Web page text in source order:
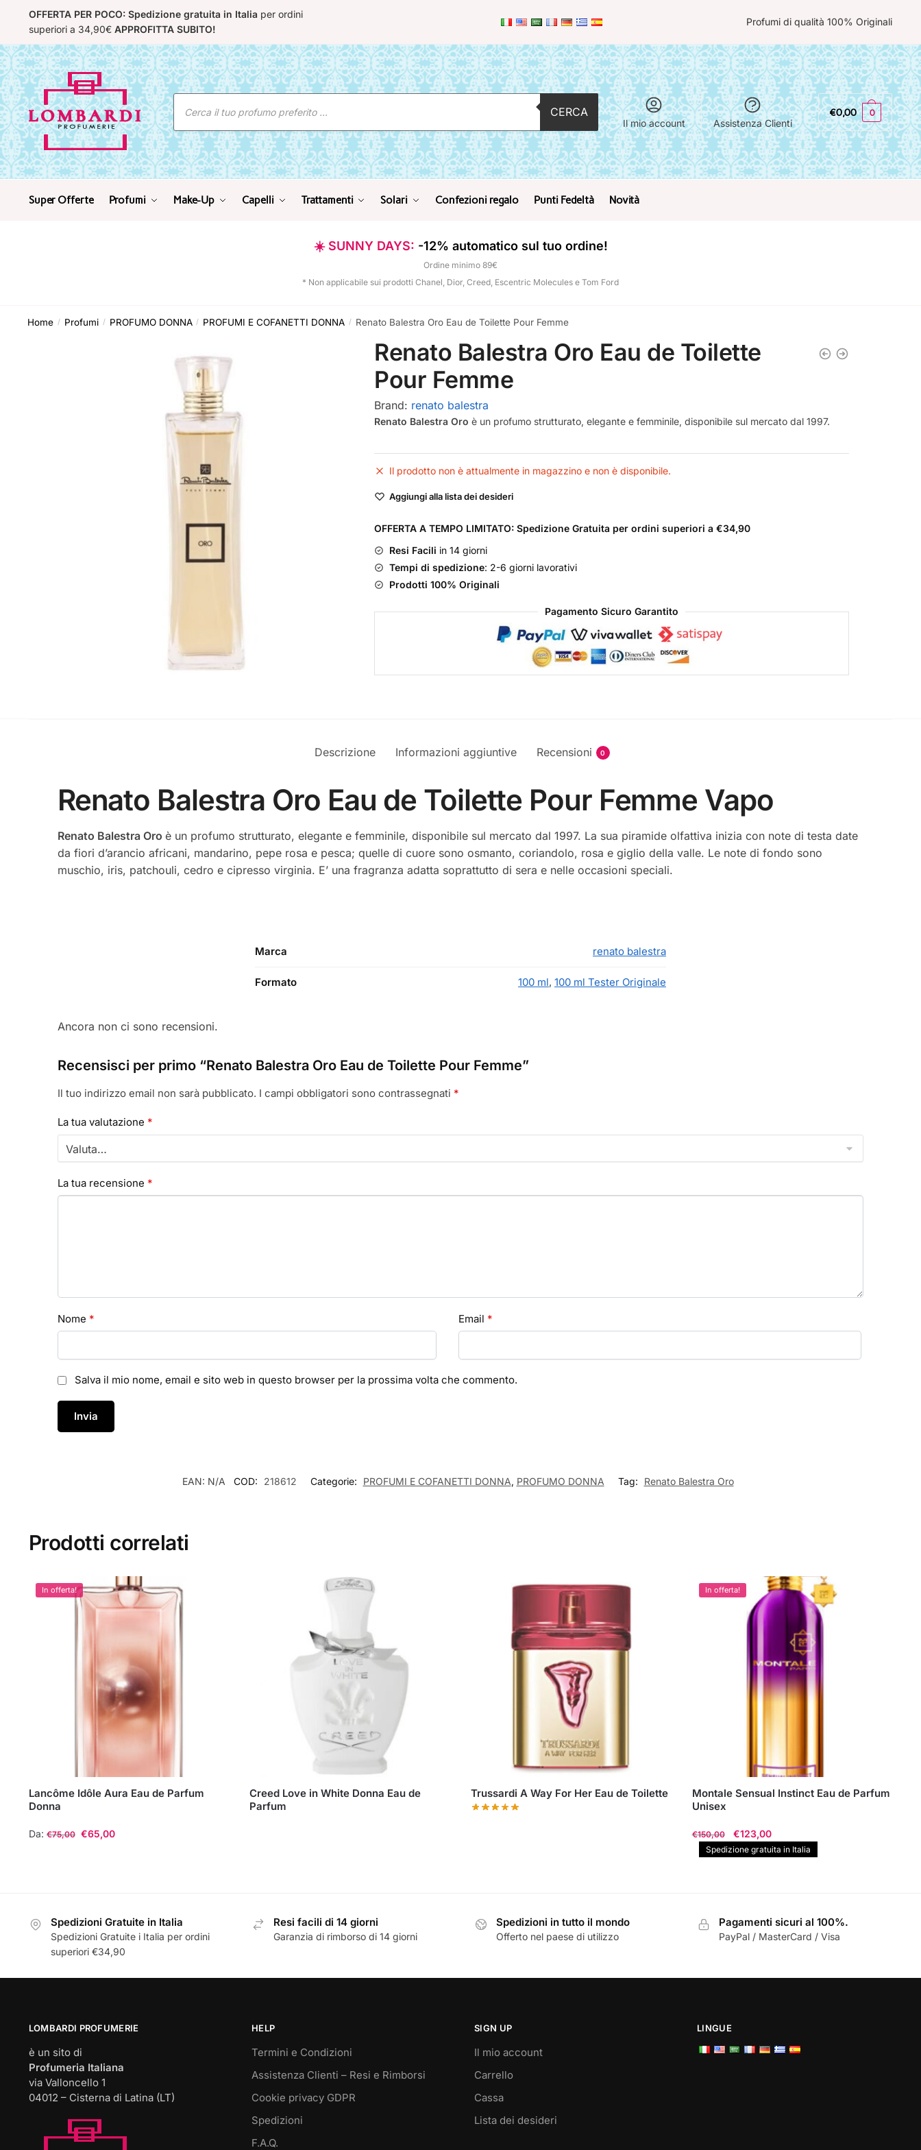
navigation
content
OFFERTA PER POCO: Spedizione gratuita in Italia per ordini
superiori a 34,90€ APPROFITTA SUBITO!
Profumi di qualità 100% Originali
Ricerca
prodotti
CERCA
Il mio account Assistenza Clienti
€0,00 0
Super Offerte Profumi Make-Up Capelli Trattamenti Solari Confezioni regalo Punti Fedeltà Novità
☀️ SUNNY DAYS: -12% automatico sul tuo ordine!
Ordine minimo 89€
* Non applicabile sui prodotti Chanel, Dior, Creed, Escentric Molecules e Tom Ford
Home / Profumi / PROFUMO DONNA / PROFUMI E COFANETTI DONNA / Renato Balestra Oro Eau de Toilette Pour Femme
Renato Balestra Oro Eau de Toilette
Pour Femme
Brand: renato balestra
Renato Balestra Oro è un profumo strutturato, elegante e femminile, disponibile sul mercato dal 1997.
Il prodotto non è attualmente in magazzino e non è disponibile.
Aggiungi alla lista dei desideri
OFFERTA A TEMPO LIMITATO: Spedizione Gratuita per ordini superiori a €34,90
Resi Facili in 14 giorni
Tempi di spedizione: 2-6 giorni lavorativi
Prodotti 100% Originali
Pagamento Sicuro Garantito
Descrizione Informazioni aggiuntive Recensioni 0
Renato Balestra Oro Eau de Toilette Pour Femme Vapo
Renato Balestra Oro è un profumo strutturato, elegante e femminile, disponibile sul mercato dal 1997. La sua piramide olfattiva inizia con note di testa date
da fiori d’arancio africani, mandarino, pepe rosa e pesca; quelle di cuore sono osmanto, coriandolo, rosa e giglio della valle. Le note di fondo sono
muschio, iris, patchouli, cedro e cipresso virginia. E’ una fragranza adatta soprattutto di sera e nelle occasioni speciali.
Marca renato balestra
Formato 100 ml, 100 ml Tester Originale
Ancora non ci sono recensioni.
Recensisci per primo “Renato Balestra Oro Eau de Toilette Pour Femme”
Il tuo indirizzo email non sarà pubblicato. I campi obbligatori sono contrassegnati *
La tua valutazione *
La tua recensione *
Nome * Email *
Salva il mio nome, email e sito web in questo browser per la prossima volta che commento.
EAN: N/A COD: 218612 Categorie: PROFUMI E COFANETTI DONNA, PROFUMO DONNA Tag: Renato Balestra Oro
Prodotti correlati
In offerta!
Lancôme Idôle Aura Eau de Parfum
Donna
Da: €75,00 €65,00
varianti.
opzioni
possono
nella
pagina
del
prodotto
Creed Love in White Donna Eau de
Parfum
Trussardi A Way For Her Eau de Toilette
In offerta!
Montale Sensual Instinct Eau de Parfum
Unisex
€150,00
Il
prezzo
€123,00
prezzo
Spedizione gratuita in Italia
Spedizioni Gratuite in Italia
Spedizioni Gratuite i Italia per ordini
superiori €34,90
Resi facili di 14 giorni
Garanzia di rimborso di 14 giorni
Spedizioni in tutto il mondo
Offerto nel paese di utilizzo
Pagamenti sicuri al 100%.
PayPal / MasterCard / Visa
LOMBARDI PROFUMERIE
è un sito di
Profumeria Italiana
via Valloncello 1
04012 – Cisterna di Latina (LT)
HELP
Termini e Condizioni
Assistenza Clienti – Resi e Rimborsi
Cookie privacy GDPR
Spedizioni
F.A.Q.
SIGN UP
Il mio account
Carrello
Cassa
Lista dei desideri
LINGUE